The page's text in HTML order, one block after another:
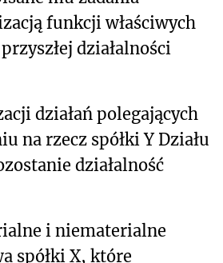
funkcji właściwych
działalności
działań polegających
na rzecz spółki Y Działu
działalność
i niematerialne
spółki X, które